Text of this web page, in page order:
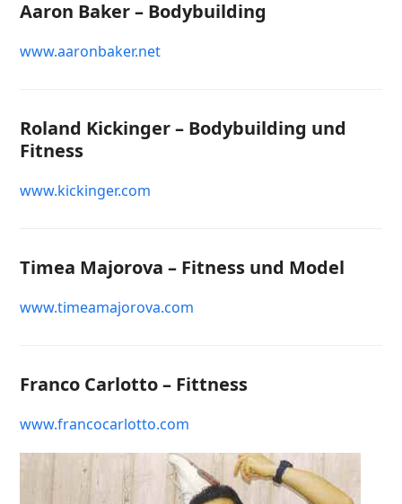
Aaron Baker – Bodybuilding
www.aaronbaker.net
Roland Kickinger – Bodybuilding und
Fitness
www.kickinger.com
Timea Majorova – Fitness und Model
www.timeamajorova.com
Franco Carlotto – Fittness
www.francocarlotto.com